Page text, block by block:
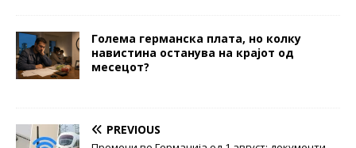
Голема германска плата, но колку
навистина останува на крајот од
месецот?
PREVIOUS